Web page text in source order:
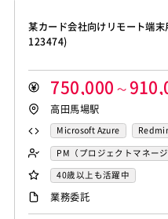
某カード会社向けリモート端
123474)
750,000 ～
高田馬場駅
Microsoft Azure
Pivotal Tracker
GitLab
PM（プロジェクトマネージ
40歳以上も活躍中
業務委託